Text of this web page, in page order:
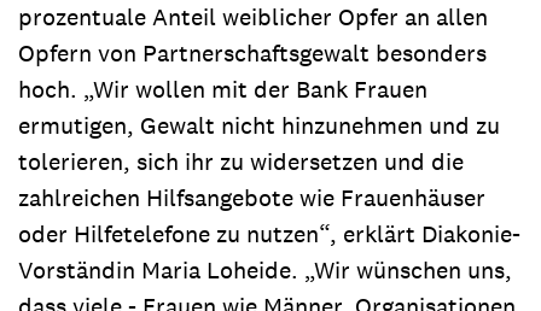
prozentuale Anteil weiblicher Opfer an allen
Opfern von Partnerschaftsgewalt besonders
hoch. „Wir wollen mit der Bank Frauen
ermutigen, Gewalt nicht hinzunehmen und zu
tolerieren, sich ihr zu widersetzen und die
zahlreichen Hilfsangebote wie Frauenhäuser
oder Hilfetelefone zu nutzen“, erklärt Diakonie-
Vorständin Maria Loheide. „Wir wünschen uns,